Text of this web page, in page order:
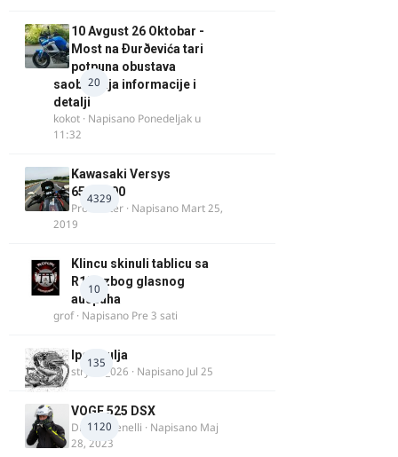
20
10 Avgust 26 Oktobar -
Most na Ðurðevića tari
potpuna obustava
saobraćaja informacije i
detalji
kokot · Napisano Ponedeljak u
11:32
4329
Kawasaki Versys
650/1000
ProMaster · Napisano Mart 25,
2019
10
Klincu skinuli tablicu sa
R125 zbog glasnog
auspuha
grof· Napisano Pre 3 sati
135
Ipone ulja
stryker_026 · Napisano Jul 25
1120
VOGE 525 DSX
DraganBenelli · Napisano Maj
28, 2023